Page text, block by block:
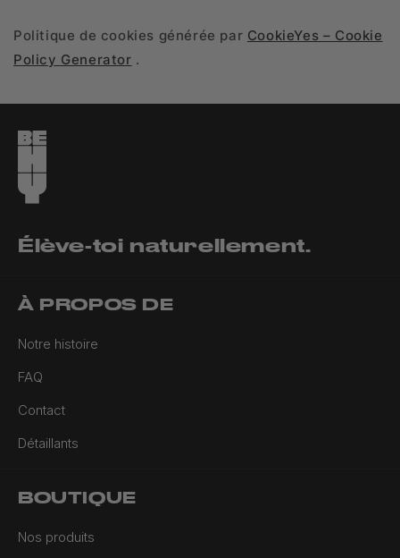
Politique de cookies générée par CookieYes – Cookie
Policy Generator .
Élève-toi naturellement.
À PROPOS DE
Notre histoire
FAQ
Contact
Détaillants
BOUTIQUE
Nos produits